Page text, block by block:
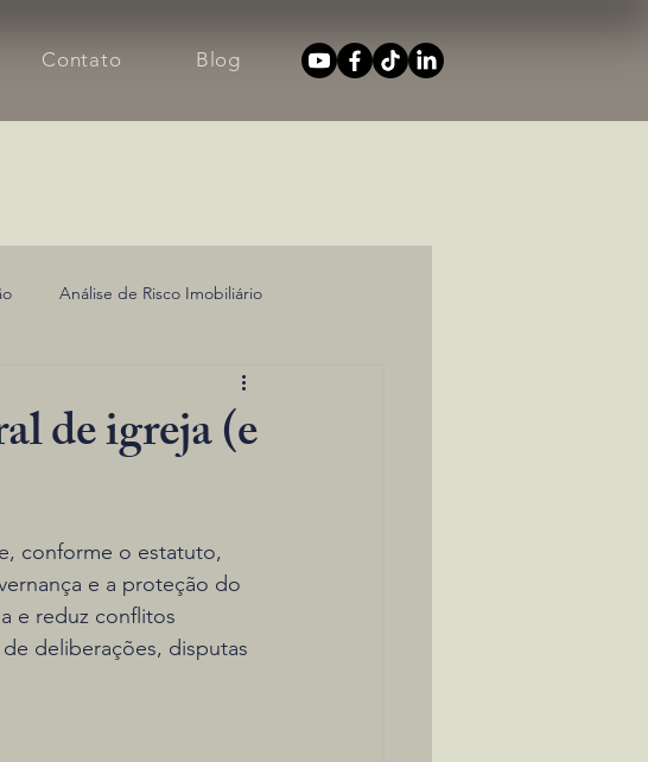
Contato Blog
Análise de Risco Imobiliário
de igreja (e
conforme o estatuto,
e a proteção do
e reduz conflitos
deliberações, disputas